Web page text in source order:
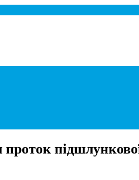
Дієта при панкреатиті.
проток